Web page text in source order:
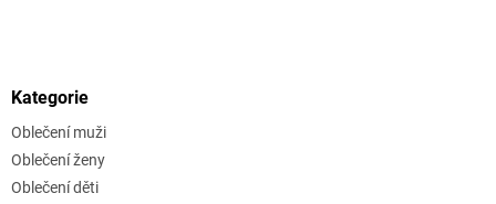
Kategorie
Oblečení muži
Oblečení ženy
Oblečení děti